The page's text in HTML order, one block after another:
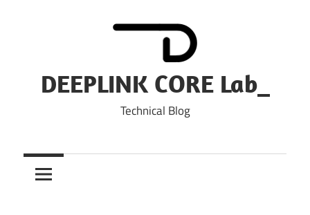
DEEPLINK CORE Lab_
Technical Blog